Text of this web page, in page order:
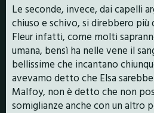
Le seconde, invece, dai capelli
chiuso e schivo, si direbbero più
Fleur infatti, come molti
umana, bensì ha nelle vene il
bellissime che incantano
avevamo detto che Elsa
Malfoy, non è detto che non
somiglianze anche con un altro